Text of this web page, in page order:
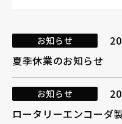
採用情報
お電話でのお問い合わ
お知らせ
夏季休業のお知らせ
お知らせ
ロータリーエンコーダ